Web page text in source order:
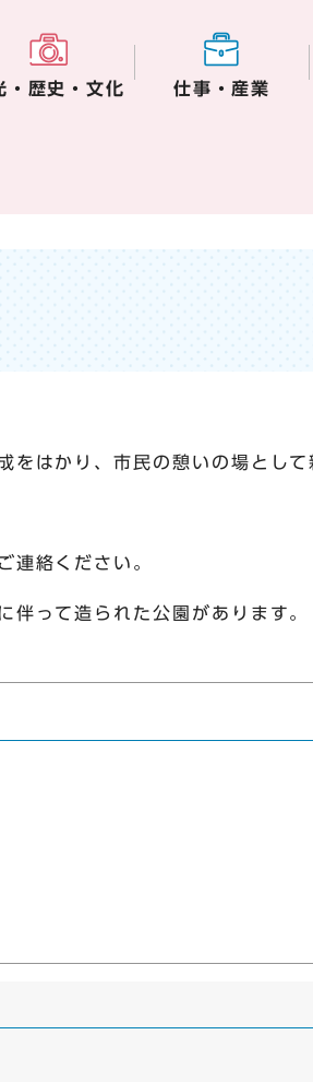
・歴史・文化 仕事・産業
はかり、市民の憩いの場として
連絡ください。
って造られた公園があります。